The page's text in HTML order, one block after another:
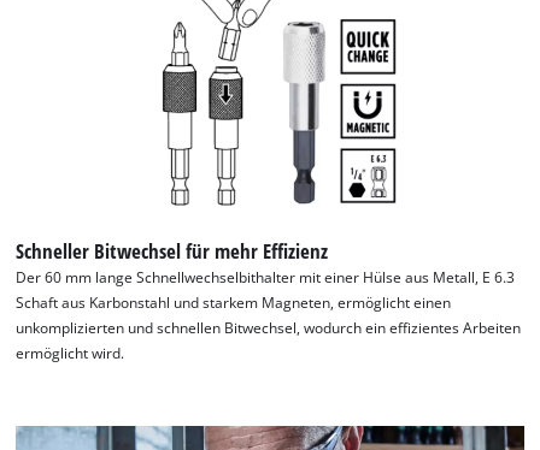
Schneller Bitwechsel für mehr Effizienz
Der 60 mm lange Schnellwechselbithalter mit einer Hülse aus Metall, E 6.3
Schaft aus Karbonstahl und starkem Magneten, ermöglicht einen
unkomplizierten und schnellen Bitwechsel, wodurch ein effizientes Arbeiten
ermöglicht wird.